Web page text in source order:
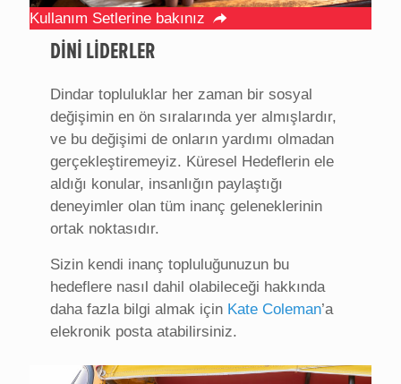
Kullanım Setlerine bakınız
DİNİ LİDERLER
Dindar topluluklar her zaman bir sosyal
değişimin en ön sıralarında yer almışlardır,
ve bu değişimi de onların yardımı olmadan
gerçekleştiremeyiz. Küresel Hedeflerin ele
aldığı konular, insanlığın paylaştığı
deneyimler olan tüm inanç geleneklerinin
ortak noktasıdır.
Sizin kendi inanç topluluğunuzun bu
hedeflere nasıl dahil olabileceği hakkında
daha fazla bilgi almak için Kate Coleman’a
elekronik posta atabilirsiniz.